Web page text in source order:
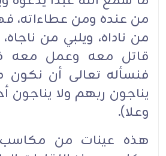
من عنده ومن عطاءاته،
من ناداه، ويلبي من
قاتل معه وعمل معه
فنسأله تعالى أن نكون
يناجون ربهم ولا يناجون
وعلا).
هذه عينات من مكاسب